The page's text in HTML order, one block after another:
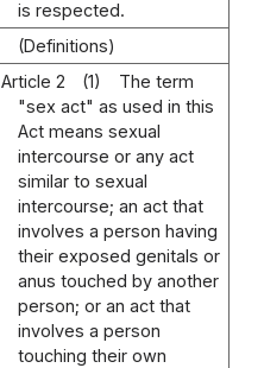
is respected.
(Definitions)
Article 2 (1)
The term
"sex act" as used in this
Act means sexual
intercourse or any act
similar to sexual
intercourse; an act that
involves a person having
their exposed genitals or
anus touched by another
person; or an act that
involves a person
touching their own